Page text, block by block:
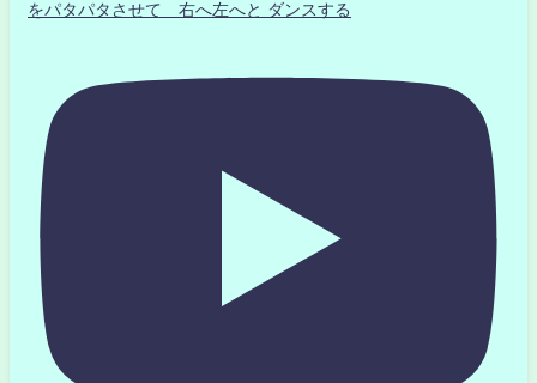
をパタパタさせて 右へ左へと ダンスする